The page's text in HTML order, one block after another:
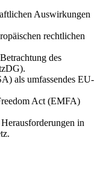
Auswirkungen
rechtlichen
des
als umfassendes EU-
Act (EMFA)
in